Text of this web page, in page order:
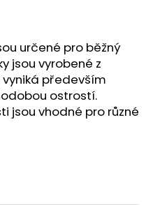
určené pro běžný
jsou vyrobené z
především
ostrostí.
jsou vhodné pro různé